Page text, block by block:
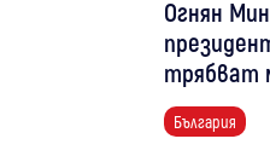
Огнян
трябват
България